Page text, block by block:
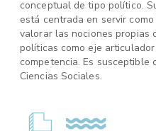
conceptual de tipo político.
está centrada en servir
valorar las nociones propias
políticas como eje
competencia. Es
Ciencias Sociales.